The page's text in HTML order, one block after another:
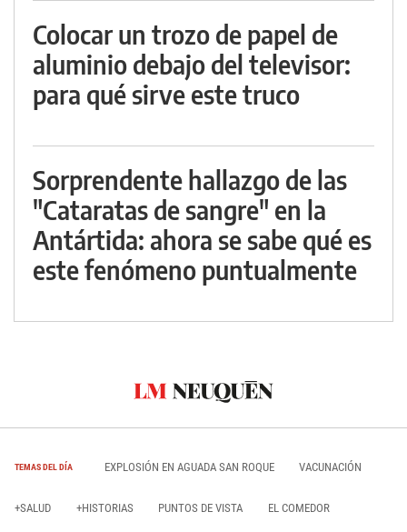
Colocar un trozo de papel de
aluminio debajo del televisor:
para qué sirve este truco
Sorprendente hallazgo de las
"Cataratas de sangre" en la
Antártida: ahora se sabe qué es
este fenómeno puntualmente
TEMAS DEL DÍA EXPLOSIÓN EN AGUADA SAN ROQUE VACUNACIÓN
+SALUD +HISTORIAS PUNTOS DE VISTA EL COMEDOR